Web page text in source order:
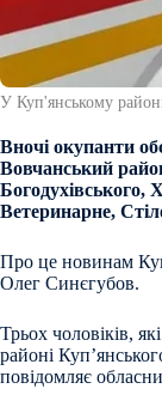
У Куп'янському
Вночі окупанти
Вовчанський
Богодухівського,
Ветеринарне,
Про це новинам
Олег Синєгубов.
Трьох чоловіків,
районі
повідомляє